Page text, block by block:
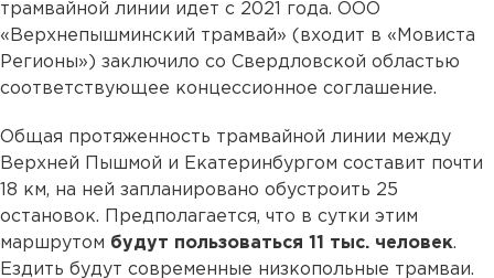
трамвайной линии идет с 2021 года. ООО
«Верхнепышминский трамвай» (входит в «Мовиста
Регионы») заключило со Свердловской областью
соответствующее концессионное соглашение.
Общая протяженность трамвайной линии между
Верхней Пышмой и Екатеринбургом составит почти
18 км, на ней запланировано обустроить 25
остановок. Предполагается, что в сутки этим
маршрутом будут пользоваться 11 тыс. человек.
Ездить будут современные низкопольные трамваи.